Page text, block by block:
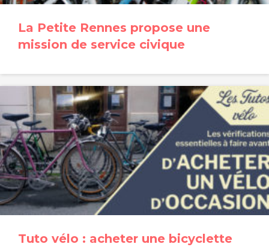
La Petite Rennes propose une
mission de service civique
Tuto vélo : acheter une bicyclette